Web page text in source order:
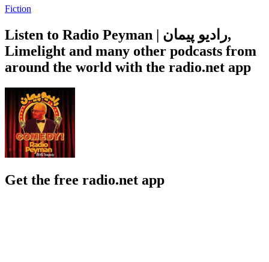
Fiction
Listen to Radio Peyman | رادیو پیمان,
Limelight and many other podcasts from
around the world with the radio.net app
Get the free radio.net app